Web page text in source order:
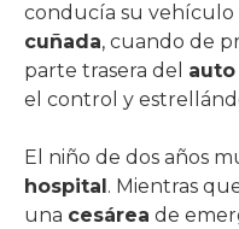
conducía su vehículo
cuñada, cuando de
parte trasera del
el control y
El niño de dos años
hospital. Mientras
una cesárea de